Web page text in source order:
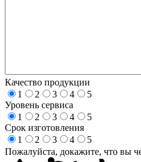
Качество продукции
1
2 3 4
5
Уровень сервиса
1
2 3 4
5
Срок изготовления
1
2 3 4
5
Пожалуйста, докажите, что вы